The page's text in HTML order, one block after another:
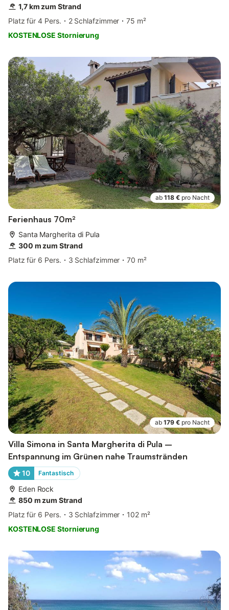
1,7 km zum Strand
Platz für 4 Pers.
2 Schlafzimmer
75 m²
KOSTENLOSE Stornierung
ab 118 € pro Nacht
Ferienhaus 70m²
Santa Margherita di Pula
300 m zum Strand
Platz für 6 Pers.
3 Schlafzimmer 70 m²
ab 179 € pro Nacht
Villa Simona in Santa Margherita di Pula –
Entspannung im Grünen nahe Traumstränden
10 Fantastisch
Eden Rock
850 m zum Strand
Platz für 6 Pers.
3 Schlafzimmer
102 m²
KOSTENLOSE Stornierung